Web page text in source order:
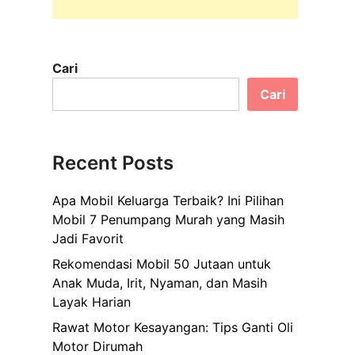
Cari
Cari
Recent Posts
Apa Mobil Keluarga Terbaik? Ini Pilihan
Mobil 7 Penumpang Murah yang Masih
Jadi Favorit
Rekomendasi Mobil 50 Jutaan untuk
Anak Muda, Irit, Nyaman, dan Masih
Layak Harian
Rawat Motor Kesayangan: Tips Ganti Oli
Motor Dirumah